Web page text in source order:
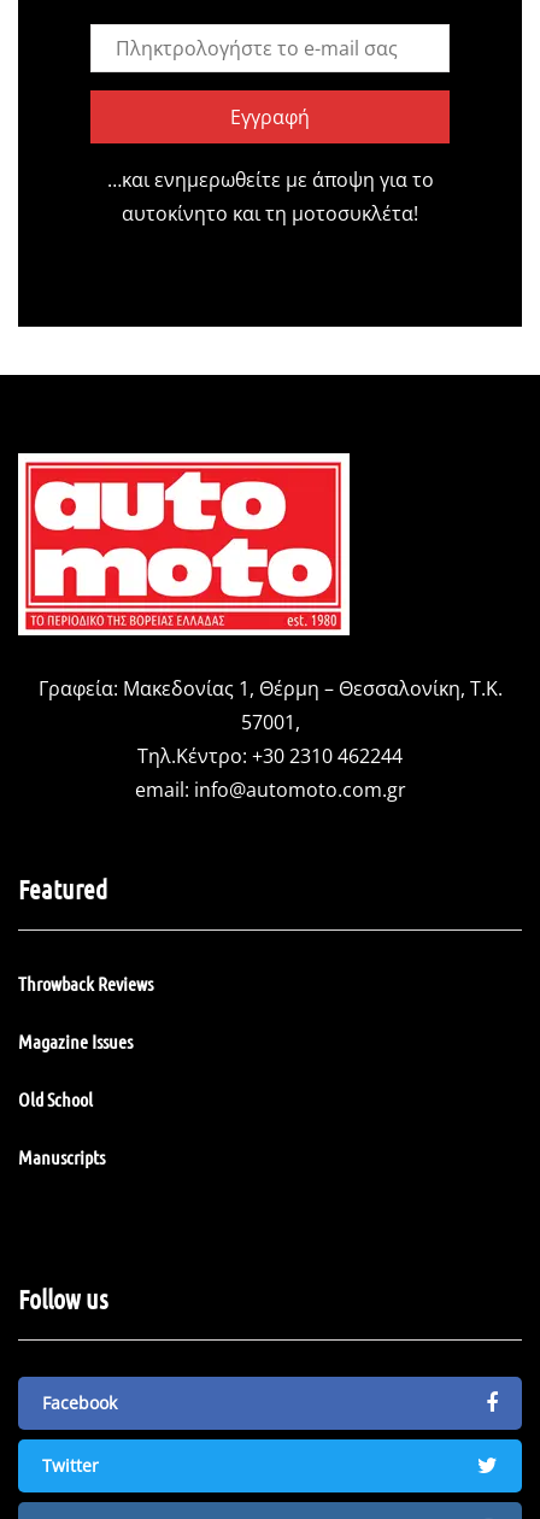
Εγγραφή
…και ενημερωθείτε με άποψη για το
αυτοκίνητο και τη μοτοσυκλέτα!
Γραφεία: Μακεδονίας 1, Θέρμη – Θεσσαλονίκη, Τ.Κ.
57001,
Τηλ.Κέντρο: +30 2310 462244
email: info@automoto.com.gr
Featured
Throwback Reviews
Magazine Issues
Old School
Manuscripts
Follow us
Facebook
Twitter